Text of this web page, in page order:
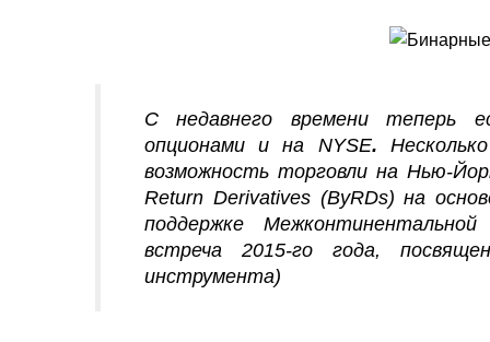
С недавнего времени теперь
опционами и на NYSE.
возможность торговли на Нью-
Return Derivatives (ByRDs) на
поддержке
встреча 2015-го года,
инструмента)